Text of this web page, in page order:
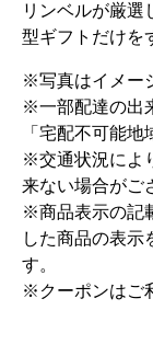
リンベルが厳選
型ギフトだけを
※写真はイメー
※一部配達の出
「宅配不可能地
※交通状況によ
来ない場合がご
※商品表示の記
した商品の表示
す。
※クーポンはご